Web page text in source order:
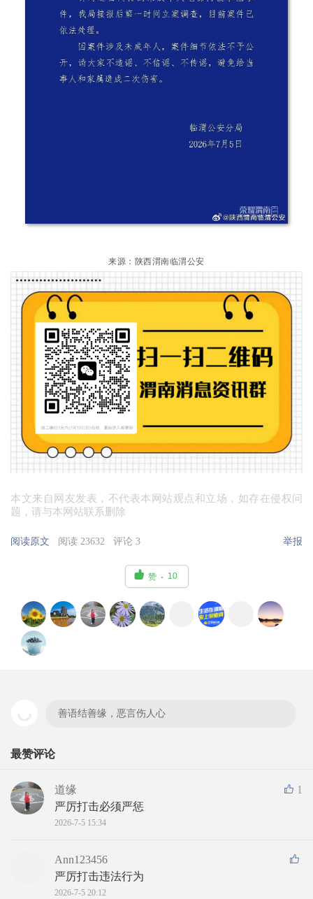
来源：陕西渭南临渭公安
本文来自网友发表，不代表本网站观点和立场，如存在侵权问
题，请与本网站联系删除
阅读原文 阅读 23632 评论 3 举报
 赞 10
善语结善缘，恶言伤人心
最赞评论
1
道缘
严厉打击必须严惩
2026-7-5 15:34
Ann123456
严厉打击违法行为
2026-7-5 20:12